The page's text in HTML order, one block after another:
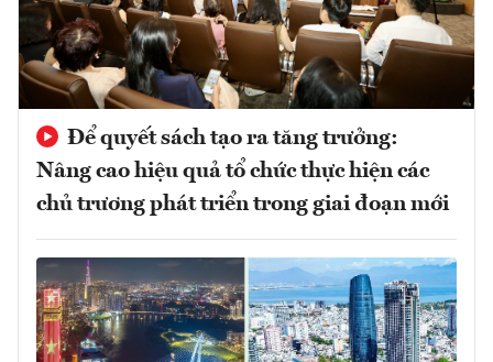
Để quyết sách tạo ra tăng trưởng:
Nâng cao hiệu quả tổ chức thực hiện các
chủ trương phát triển trong giai đoạn mới